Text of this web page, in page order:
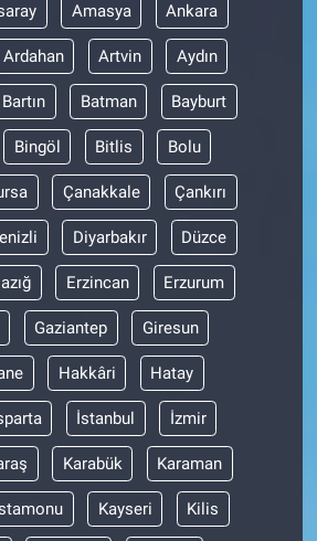
Amasya Ankara
Ardahan Artvin Aydın
Bartın Batman Bayburt
Bingöl Bitlis Bolu
Çanakkale Çankırı
Diyarbakır Düzce
Erzincan Erzurum
Gaziantep Giresun
Hakkâri Hatay
İstanbul İzmir
Karabük Karaman
Kayseri Kilis